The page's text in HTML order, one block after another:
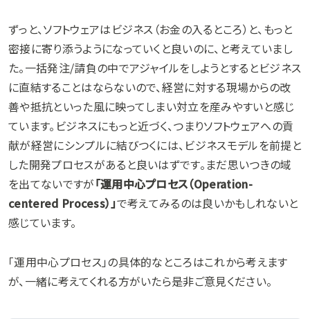
ずっと、ソフトウェアはビジネス（お金の入るところ）と、もっと
密接に寄り添うようになっていくと良いのに、と考えていまし
た。一括発注/請負の中でアジャイルをしようとするとビジネス
に直結することはならないので、経営に対する現場からの改
善や抵抗といった風に映ってしまい対立を産みやすいと感じ
ています。ビジネスにもっと近づく、つまりソフトウェアへの貢
献が経営にシンプルに結びつくには、ビジネスモデルを前提と
した開発プロセスがあると良いはずです。まだ思いつきの域
を出てないですが「運用中心プロセス（Operation-
centered Process）」で考えてみるのは良いかもしれないと
感じています。
「運用中心プロセス」の具体的なところはこれから考えます
が、一緒に考えてくれる方がいたら是非ご意見ください。